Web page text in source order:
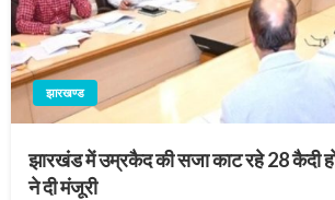
झारखण्ड
झारखंड में उम्रकैद की सजा काट रहे 28 कैदी
ने दी मंजूरी